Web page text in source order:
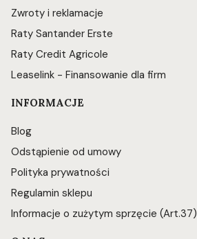
Zwroty i reklamacje
Raty Santander Erste
Raty Credit Agricole
Leaselink - Finansowanie dla firm
INFORMACJE
Blog
Odstąpienie od umowy
Polityka prywatności
Regulamin sklepu
Informacje o zużytym sprzęcie (Art.37)